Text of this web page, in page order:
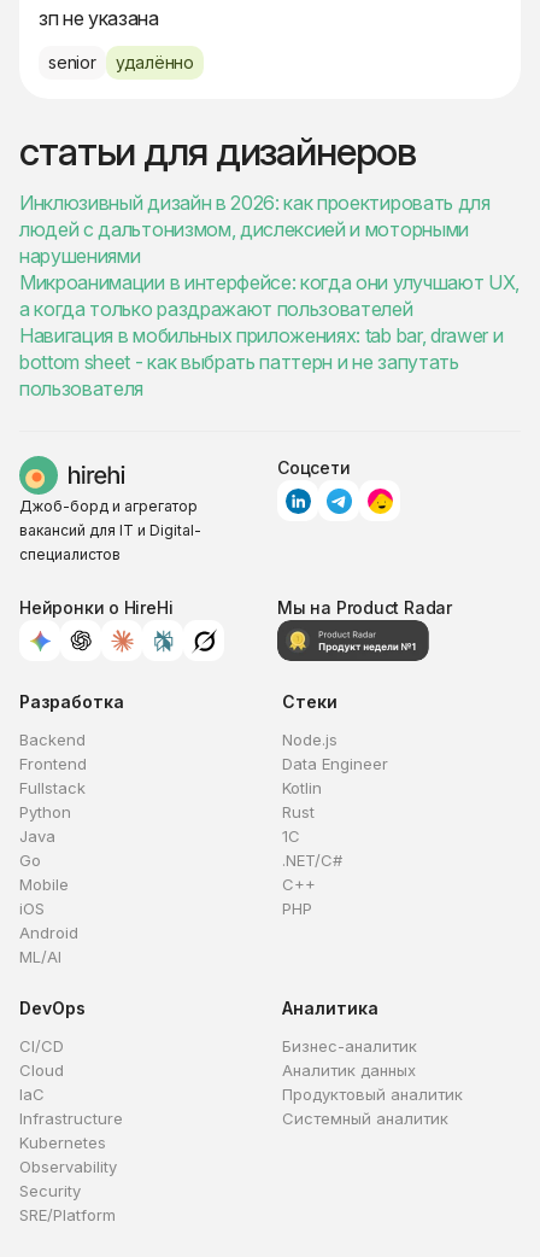
зп не указана
senior удалённо
статьи для дизайнеров
Инклюзивный дизайн в 2026: как проектировать для
людей с дальтонизмом, дислексией и моторными
нарушениями
Микроанимации в интерфейсе: когда они улучшают UX,
а когда только раздражают пользователей
Навигация в мобильных приложениях: tab bar, drawer и
bottom sheet - как выбрать паттерн и не запутать
пользователя
Джоб-борд и агрегатор
вакансий для IT и Digital-
специалистов
Соцсети
Нейронки о HireHi Мы на Product Radar
Разработка
Backend
Frontend
Fullstack
Python
Java
Go
Mobile
iOS
Android
ML/AI
Стеки
Node.js
Data Engineer
Kotlin
Rust
1C
.NET/C#
C++
PHP
DevOps
CI/CD
Cloud
IaC
Infrastructure
Kubernetes
Observability
Security
SRE/Platform
Аналитика
Бизнес-аналитик
Аналитик данных
Продуктовый аналитик
Системный аналитик